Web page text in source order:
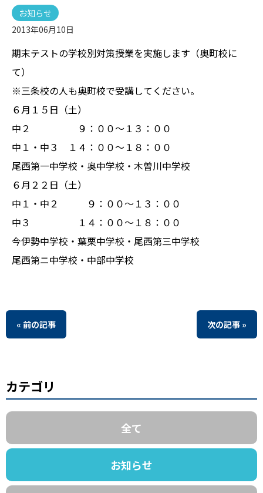
お知らせ
2013年06月10日
期末テストの学校別対策授業を実施します（奥町校に
て）
※三条校の人も奥町校で受講してください。
６月１５日（土）
中２ ９：００〜１３：００
中１・中３ １４：００〜１８：００
尾西第一中学校・奥中学校・木曽川中学校
６月２２日（土）
中１・中２ ９：００〜１３：００
中３ １４：００〜１８：００
今伊勢中学校・葉栗中学校・尾西第三中学校
尾西第ニ中学校・中部中学校
« 前の記事 次の記事 »
カテゴリ
全て
お知らせ